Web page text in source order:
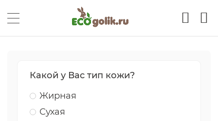
Какой у Вас тип кожи?
Жирная
Сухая